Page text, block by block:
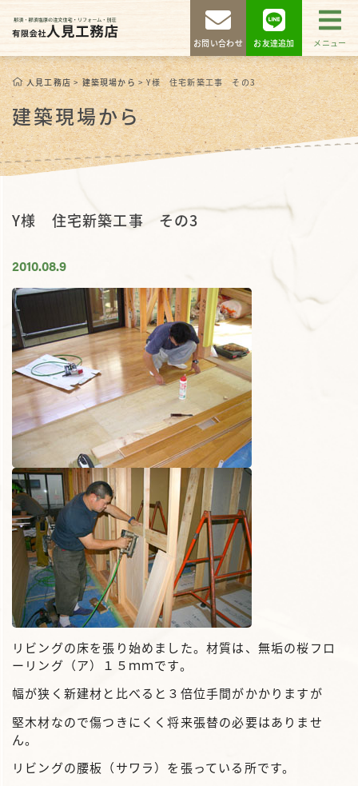
お問い合わせ お友達追加 メニュー
人見工務店>建築現場から>Y様 住宅新築工事 その3
建築現場から
Y様 住宅新築工事 その3
2010.08.9
リビングの床を張り始めました。材質は、無垢の桜フロ
ーリング（ア）１５ｍｍです。
幅が狭く新建材と比べると３倍位手間がかかりますが
堅木材なので傷つきにくく将来張替の必要はありませ
ん。
リビングの腰板（サワラ）を張っている所です。